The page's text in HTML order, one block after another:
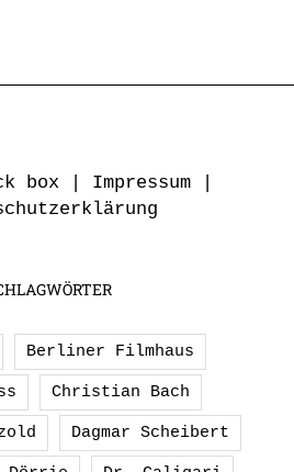
box | Impressum
Berliner Filmhaus
Christian Bach
Dagmar Scheibert